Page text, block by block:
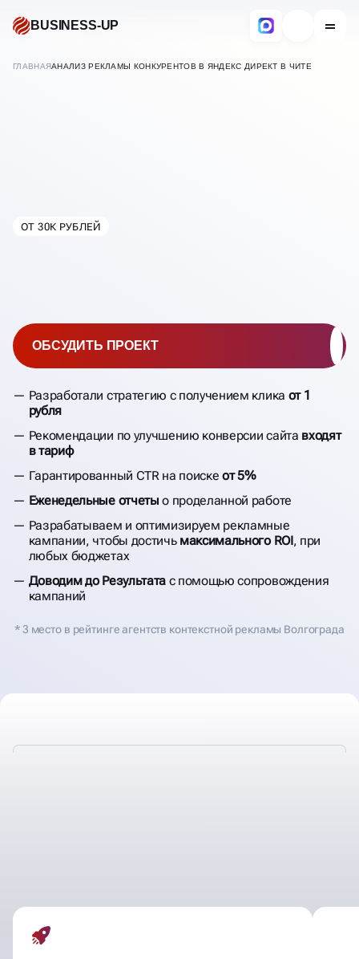
BUSINESS-UP
ГЛАВНАЯАНАЛИЗ РЕКЛАМЫ КОНКУРЕНТОВ В ЯНДЕКС ДИРЕКТ В ЧИТЕ
КОНКУРЕНТОВ В ЯНДЕКС
ДИРЕКТ
ОТ 30К РУБЛЕЙ
Разработали стратегию с получением клика от 1
рубля
Рекомендации по улучшению конверсии сайта входят
в тариф
Гарантированный CTR на поискеот 5%
Еженедельные отчеты о проделанной работе
Разрабатываем и оптимизируем рекламные
кампании, чтобы достичь максимального ROI, при
любых бюджетах
Доводим до Результатас помощью сопровождения
кампаний
ОБСУДИТЬ ПРОЕКТ
* 3 место в рейтинге агентств контекстной рекламы Волгограда